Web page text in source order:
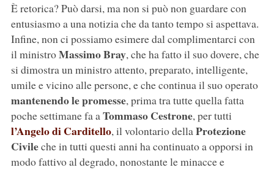
È retorica? Può darsi, ma non si può non guardare con
entusiasmo a una notizia che da tanto tempo si aspettava.
Infine, non ci possiamo esimere dal complimentarci con
il ministroMassimo Bray, che ha fatto il suo dovere, che
si dimostra un ministro attento, preparato, intelligente,
umile e vicino alle persone, e che continua il suo operato
mantenendo le promesse, prima tra tutte quella fatta
poche settimane fa aTommaso Cestrone, per tutti
l’Angelo di Carditello, il volontario dellaProtezione
Civileche in tutti questi anni ha continuato a opporsi in
modo fattivo al degrado, nonostante le minacce e